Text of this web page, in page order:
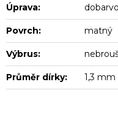
Úprava:
Povrch: matný
Výbrus:
Průměr dírky: 1,3 mm